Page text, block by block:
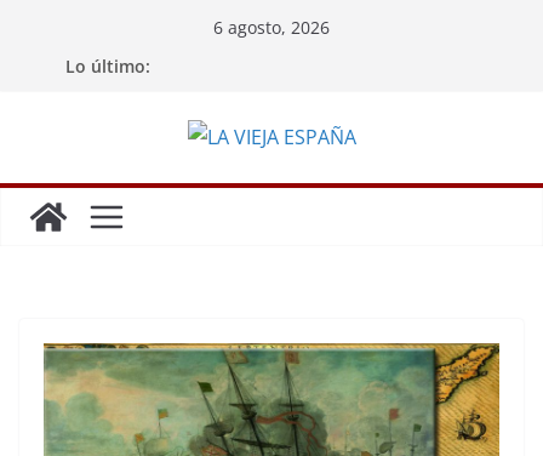
6 agosto, 2026
Lo último: